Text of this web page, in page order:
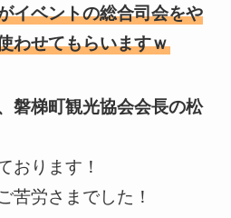
イベントの総合司会をや
わせてもらいますｗ
磐梯町観光協会会長の松
おります！
苦労さまでした！